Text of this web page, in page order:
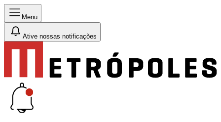
Menu
Ative nossas notificações